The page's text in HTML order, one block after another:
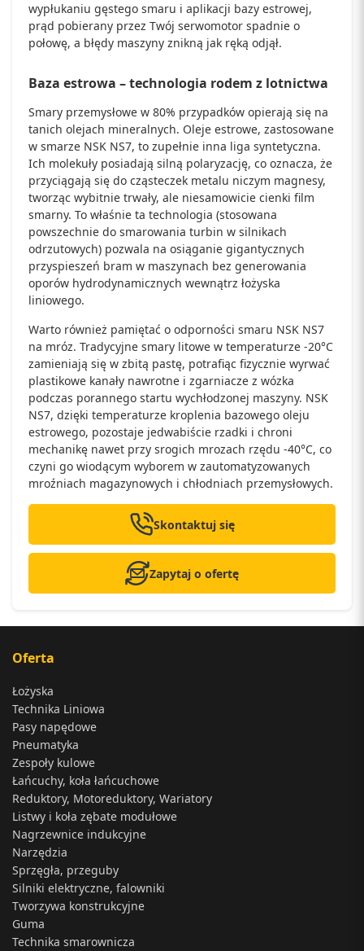
wypłukaniu gęstego smaru i aplikacji bazy estrowej,
prąd pobierany przez Twój serwomotor spadnie o
połowę, a błędy maszyny znikną jak ręką odjął.
Baza estrowa – technologia rodem z lotnictwa
Smary przemysłowe w 80% przypadków opierają się na
tanich olejach mineralnych. Oleje estrowe, zastosowane
w smarze NSK NS7, to zupełnie inna liga syntetyczna.
Ich molekuły posiadają silną polaryzację, co oznacza, że
przyciągają się do cząsteczek metalu niczym magnesy,
tworząc wybitnie trwały, ale niesamowicie cienki film
smarny. To właśnie ta technologia (stosowana
powszechnie do smarowania turbin w silnikach
odrzutowych) pozwala na osiąganie gigantycznych
przyspieszeń bram w maszynach bez generowania
oporów hydrodynamicznych wewnątrz łożyska
liniowego.
Warto również pamiętać o odporności smaru NSK NS7
na mróz. Tradycyjne smary litowe w temperaturze -20°C
zamieniają się w zbitą pastę, potrafiąc fizycznie wyrwać
plastikowe kanały nawrotne i zgarniacze z wózka
podczas porannego startu wychłodzonej maszyny. NSK
NS7, dzięki temperaturze kroplenia bazowego oleju
estrowego, pozostaje jedwabiście rzadki i chroni
mechanikę nawet przy srogich mrozach rzędu -40°C, co
czyni go wiodącym wyborem w zautomatyzowanych
mroźniach magazynowych i chłodniach przemysłowych.
Skontaktuj się
Zapytaj o ofertę
Oferta
Łożyska
Technika Liniowa
Pasy napędowe
Pneumatyka
Zespoły kulowe
Łańcuchy, koła łańcuchowe
Reduktory, Motoreduktory, Wariatory
Listwy i koła zębate modułowe
Nagrzewnice indukcyjne
Narzędzia
Sprzęgła, przeguby
Silniki elektryczne, falowniki
Tworzywa konstrukcyjne
Guma
Technika smarownicza